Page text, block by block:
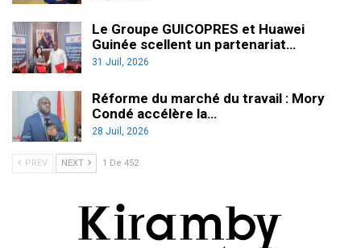
Le Groupe GUICOPRES et Huawei
Guinée scellent un partenariat…
31 Juil, 2026
Réforme du marché du travail : Mory
Condé accélère la…
28 Juil, 2026
PREV NEXT 1 De 452